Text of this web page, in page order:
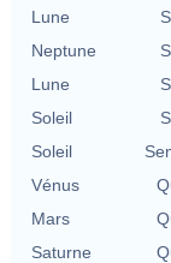
Lune
Neptune
Lune
Soleil
Soleil
Vénus
Mars
Saturne